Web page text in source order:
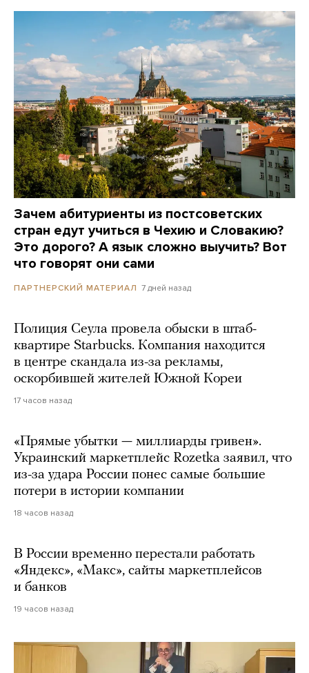
Зачем абитуриенты из постсоветских
стран едут учиться в Чехию и Словакию?
Это дорого? А язык сложно выучить? Вот
что говорят они сами
ПАРТНЕРСКИЙ МАТЕРИАЛ 7 дней назад
Полиция Сеула провела обыски в штаб-
квартире Starbucks. Компания находится
в центре скандала из-за рекламы,
оскорбившей жителей Южной Кореи
17 часов назад
«Прямые убытки — миллиарды гривен».
Украинский маркетплейс Rozetka заявил, что
из-за удара России понес самые большие
потери в истории компании
18 часов назад
В России временно перестали работать
«Яндекс», «Макс», сайты маркетплейсов
и банков
19 часов назад